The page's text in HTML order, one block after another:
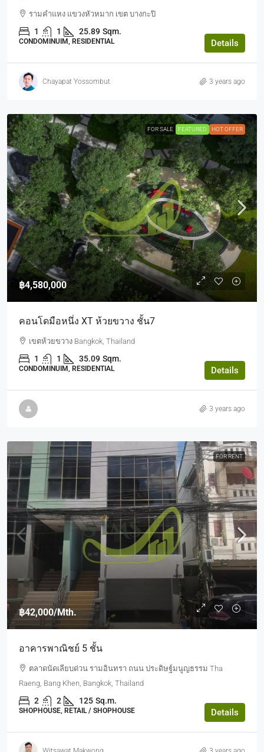
รามคำแหง แขวงหัวหมาก เขต บางกะปิ
1 1 25.89 Sqm.
CONDOMINUIM, RESIDENTIAL Details
Chayapat Yossombut 3 years ago
FOR SALE FEATURED HOT OFFER
฿4,580,000
คอนโดมือหนึ่ง XT ห้วยขวาง ชั้น7
เขตห้วยขวาง Bangkok, Thailand
1 1 35.09 Sqm.
CONDOMINUIM, RESIDENTIAL Details
3 years ago
FOR RENT
฿42,000/Mth.
อาคารพาณิชย์ 5 ชั้น
ตลาดนัดเลียบด่วน รามอินทรา ถนน ประดิษฐ์มนูญธรรม Tha
Raeng, Bang Khen, Bangkok, Thailand
2 2 125 Sq.m.
SHOPHOUSE, RETAIL / SHOPHOUSE Details